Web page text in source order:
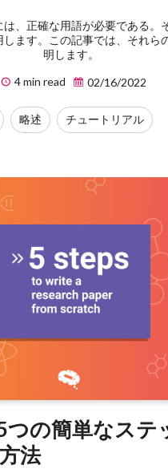
、正確な用語が必要である。
ます。この記事では、それら
明します。
4 min read
02/16/2022
略述 チュートリアル
つの簡単なステ
法